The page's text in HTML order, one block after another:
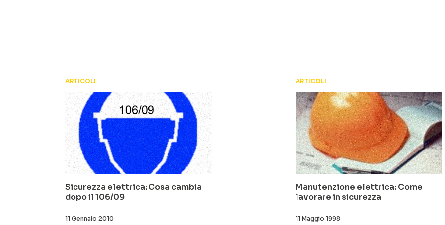
ARTICOLI
Sicurezza elettrica: Cosa cambia
dopo il 106/09
11 Gennaio 2010
ARTICOLI
Manutenzione elettrica: Come
lavorare in sicurezza
11 Maggio 1998